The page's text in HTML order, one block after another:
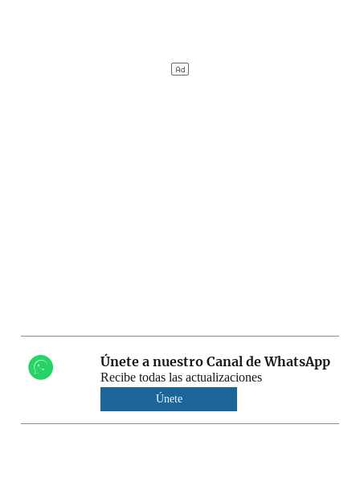
Únete a nuestro Canal de WhatsApp
Recibe todas las actualizaciones
Únete